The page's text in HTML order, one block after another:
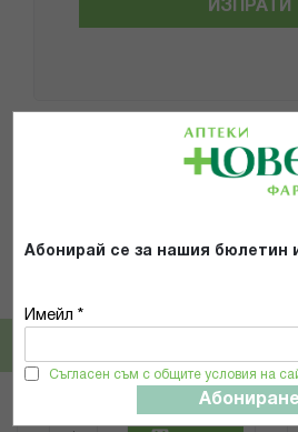
Абонирай се за нашия бюлетин
Имейл *
Съгласен съм с общите условия на
Абониране
ИЗПРАТИ
Популярни в
ХАРТМАН КОСМОПОР Е
ПРЕВРЪЗКА СЛЕДОПЕРАТИВНА
7,19 € / 14.06 лв. 11,59